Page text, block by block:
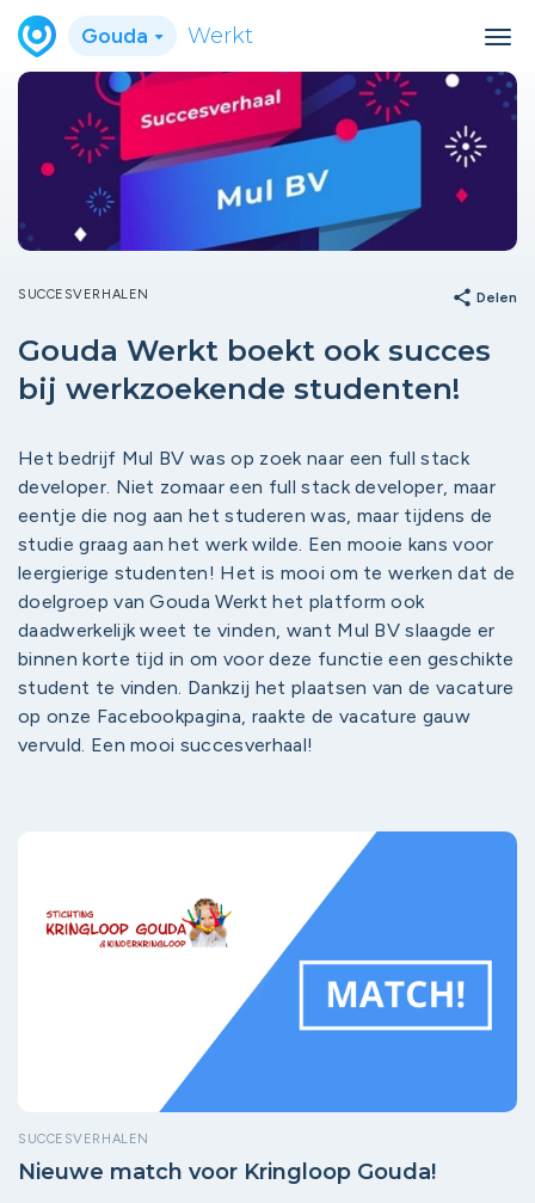
Gouda Werkt
SUCCESVERHALEN share Delen
Gouda Werkt boekt ook succes
bij werkzoekende studenten!
Het bedrijf Mul BV was op zoek naar een full stack
developer. Niet zomaar een full stack developer, maar
eentje die nog aan het studeren was, maar tijdens de
studie graag aan het werk wilde. Een mooie kans voor
leergierige studenten! Het is mooi om te werken dat de
doelgroep van Gouda Werkt het platform ook
daadwerkelijk weet te vinden, want Mul BV slaagde er
binnen korte tijd in om voor deze functie een geschikte
student te vinden. Dankzij het plaatsen van de vacature
op onze Facebookpagina, raakte de vacature gauw
vervuld. Een mooi succesverhaal!
SUCCESVERHALEN
Nieuwe match voor Kringloop Gouda!